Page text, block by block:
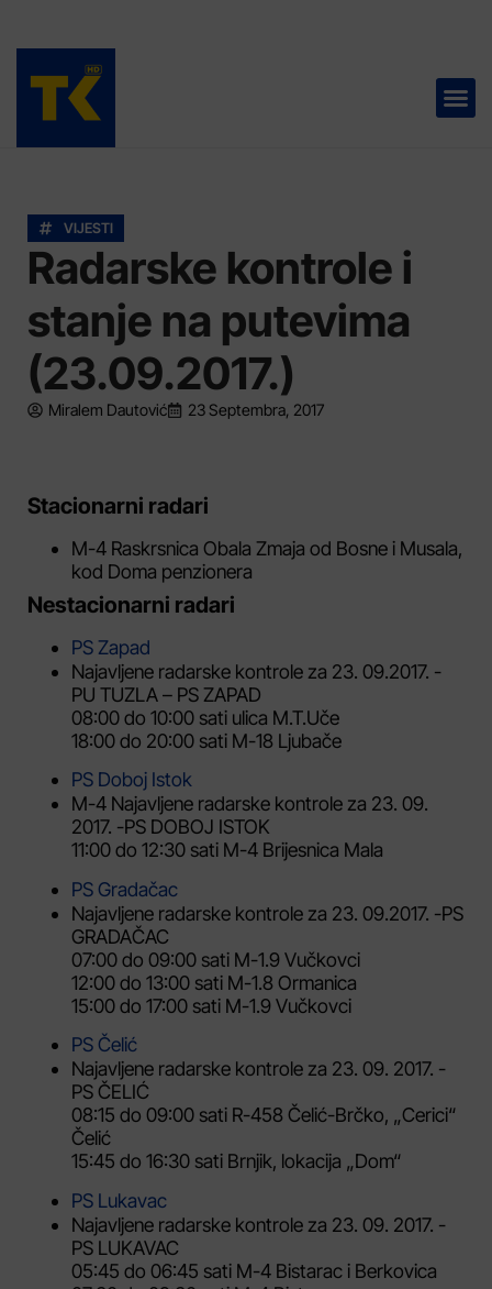
VIJESTI
Radarske kontrole i
stanje na putevima
(23.09.2017.)
Miralem Dautović 23 Septembra, 2017
Stacionarni radari
M-4 Raskrsnica Obala Zmaja od Bosne i Musala,
kod Doma penzionera
Nestacionarni radari
PS Zapad
Najavljene radarske kontrole za 23. 09.2017. -
PU TUZLA – PS ZAPAD
08:00 do 10:00 sati ulica M.T.Uče
18:00 do 20:00 sati M-18 Ljubače
PS Doboj Istok
M-4 Najavljene radarske kontrole za 23. 09.
2017. -PS DOBOJ ISTOK
11:00 do 12:30 sati M-4 Brijesnica Mala
PS Gradačac
Najavljene radarske kontrole za 23. 09.2017. -PS
GRADAČAC
07:00 do 09:00 sati M-1.9 Vučkovci
12:00 do 13:00 sati M-1.8 Ormanica
15:00 do 17:00 sati M-1.9 Vučkovci
PS Čelić
Najavljene radarske kontrole za 23. 09. 2017. -
PS ČELIĆ
08:15 do 09:00 sati R-458 Čelić-Brčko, „Cerici“
Čelić
15:45 do 16:30 sati Brnjik, lokacija „Dom“
PS Lukavac
Najavljene radarske kontrole za 23. 09. 2017. -
PS LUKAVAC
05:45 do 06:45 sati M-4 Bistarac i Berkovica